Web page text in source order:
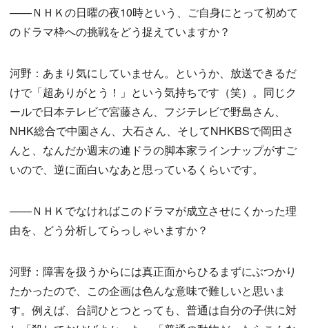
——ＮＨＫの日曜の夜10時という、ご自身にとって初めて
のドラマ枠への挑戦をどう捉えていますか？
河野：あまり気にしていません。というか、放送できるだ
けで「超ありがとう！」という気持ちです（笑）。同じク
ールで日本テレビで宮藤さん、フジテレビで野島さん、
NHK総合で中園さん、大石さん、そしてNHKBSで岡田さ
んと、なんだか週末の連ドラの脚本家ラインナップがすご
いので、逆に面白いなあと思っているくらいです。
——ＮＨＫでなければこのドラマが成立させにくかった理
由を、どう分析してらっしゃいますか？
河野：障害を扱うからには真正面からひるまずにぶつかり
たかったので、この企画は色んな意味で難しいと思いま
す。例えば、台詞ひとつとっても、普通は自分の子供に対